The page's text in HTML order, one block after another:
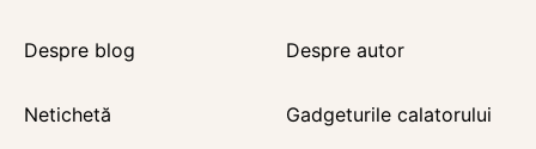
Despre blog Despre autor
Netichetă Gadgeturile calatorului